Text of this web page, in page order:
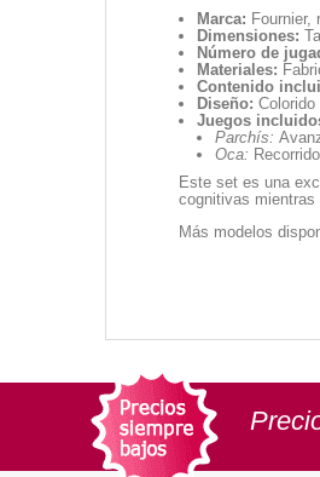
Marca: Fournier,
Dimensiones:
Número de
Materiales:
Contenido
Diseño:
Juegos
Parchís:
Oca:
Este set es una
cognitivas
Más modelos